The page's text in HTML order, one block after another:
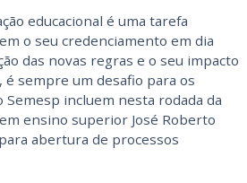
educacional é uma tarefa
o seu credenciamento em dia
das novas regras e o seu impacto
é sempre um desafio para os
Semesp incluem nesta rodada da
ensino superior José Roberto
abertura de processos